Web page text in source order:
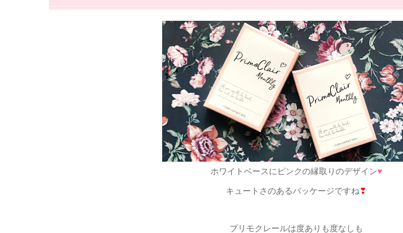
ホワイトベースにピンクの縁取りのデザイン♥
キュートさのあるパッケージですね❣
プリモクレールは度ありも度なしも